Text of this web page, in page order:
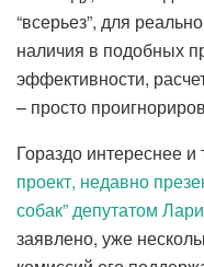
“всерьез”, для
наличия в подобных
эффективности,
– просто
Гораздо интереснее и
проект, недавно
собак” депутатом
заявлено, уже